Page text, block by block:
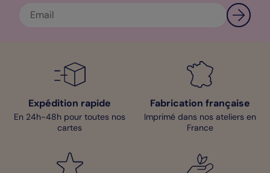
Expédition rapide
En 24h-48h pour toutes nos
cartes
Fabrication française
Imprimé dans nos ateliers en
France